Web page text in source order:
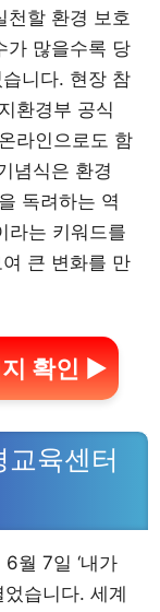
천할 환경 보호
가 많을수록 당
니다. 현장 참
환경부 공식
라인으로도 함
념식은 환경
독려하는 역
라는 키워드를
큰 변화를 만
확인 ▶
육센터
월 7일 ‘내가
었습니다. 세계